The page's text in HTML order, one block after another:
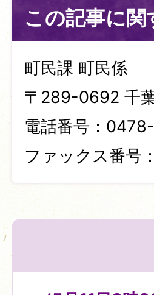
この記事に
町民課 町民係
〒289-0692 千
電話番号：
ファックス番